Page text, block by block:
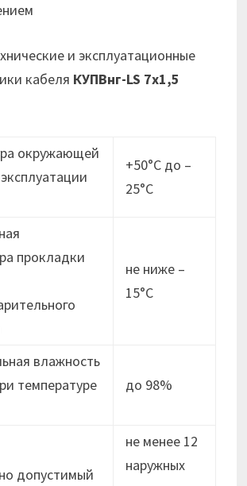
и эксплуатационные
кабеля КУПВнг-LS 7х1,5
окружающей
+50°С до –
25°С
прокладки
не ниже –
15°C
влажность
температуре
до 98%
допустимый
не менее 12
наружных